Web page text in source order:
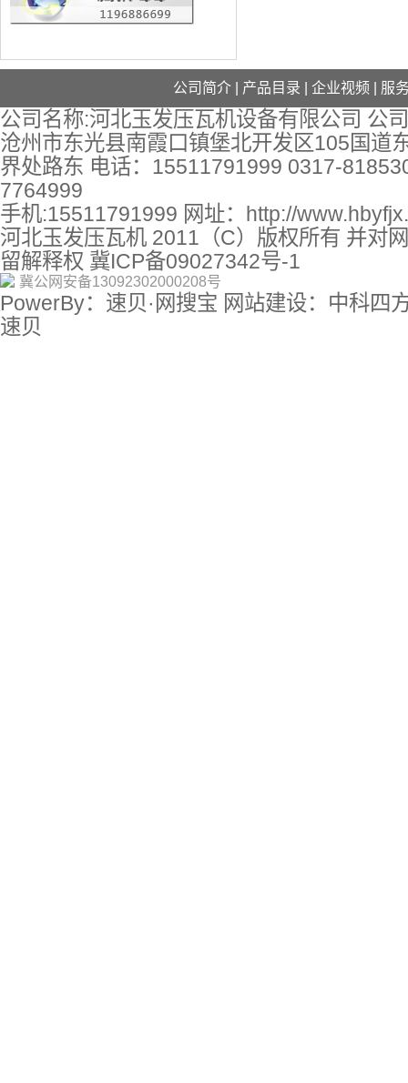
公司简介 产品目录 企业视频 服
公司名称:河北玉发压瓦机设备有限公司 公
沧州市东光县南霞口镇堡北开发区105国道
界处路东 电话：15511791999 0317-
7764999
手机:15511791999 网址： http://
河北玉发压瓦机 2011（C）版权所有 并对
留解释权 冀ICP备09027342号-1
冀公网安备13092302000208号
PowerBy：速贝·网搜宝 网站建设：中科四
速贝